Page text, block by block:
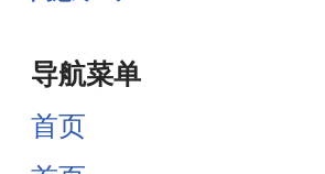
导航菜单
首页